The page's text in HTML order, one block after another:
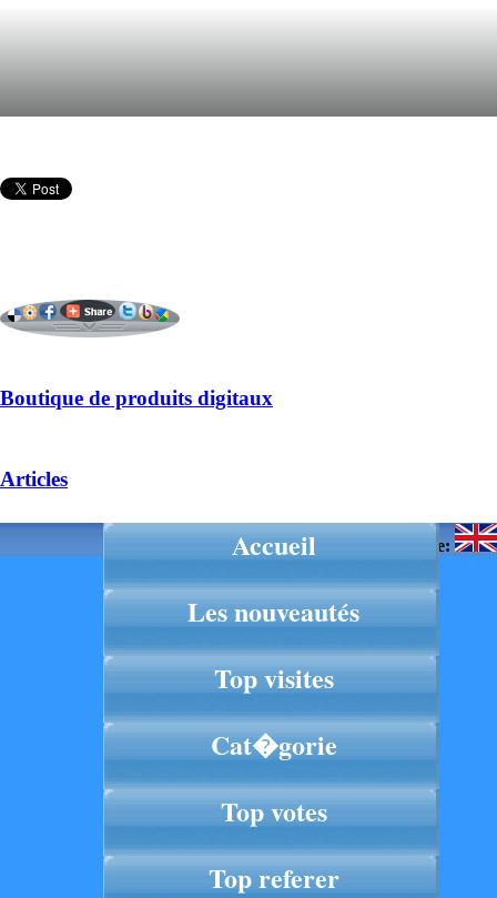
Boutique de produits digitaux
Articles
Langue:
Accueil
Les nouveautés
Top visites
Cat�gorie
Top votes
Top referer